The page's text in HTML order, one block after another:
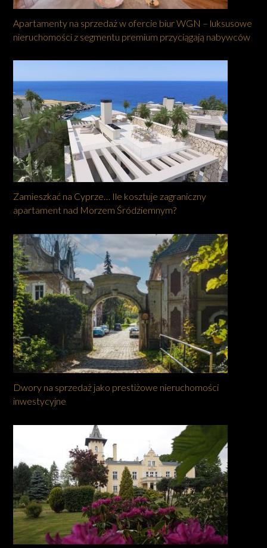
Apartamenty na sprzedaż w ofercie biur WGN – luksusowe
nieruchomości z segmentu premium przyciągają nabywców
Zamieszkać na Cyprze… Ile kosztuje zagraniczny
apartament nad Morzem Śródziemnym?
Dwory na sprzedaż jako prestiżowe nieruchomości
inwestycyjne